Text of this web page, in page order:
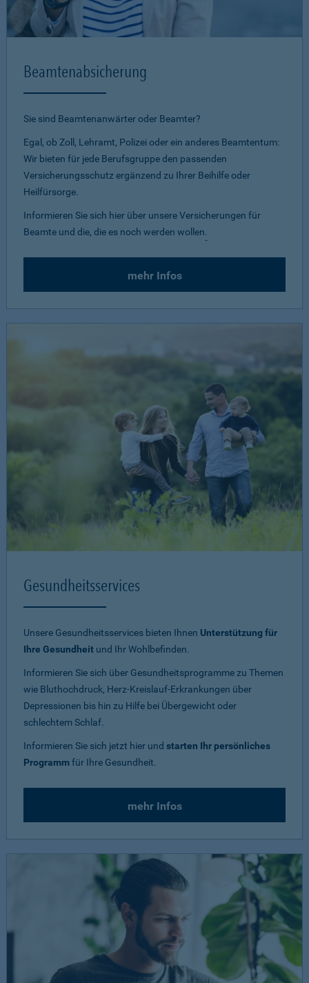
Beamtenabsicherung
Sie sind Beamtenanwärter oder Beamter?
Egal, ob Zoll, Lehramt, Polizei oder ein anderes Beamtentum:
Wir bieten für jede Berufsgruppe den passenden
Versicherungsschutz ergänzend zu Ihrer Beihilfe oder
Heilfürsorge.
Informieren Sie sich hier über unsere Versicherungen für
Beamte und die, die es noch werden wollen.
mehr Infos
Gesundheitsservices
Unsere Gesundheitsservices bieten Ihnen Unterstützung für
Ihre Gesundheit und Ihr Wohlbefinden.
Informieren Sie sich über Gesundheitsprogramme zu Themen
wie Bluthochdruck, Herz-Kreislauf-Erkrankungen über
Depressionen bis hin zu Hilfe bei Übergewicht oder
schlechtem Schlaf.
Informieren Sie sich jetzt hier und starten Ihr persönliches
Programmfür Ihre Gesundheit.
mehr Infos